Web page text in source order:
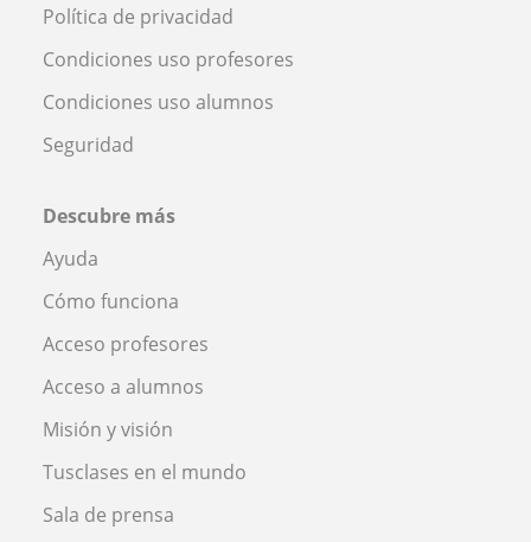
Política de privacidad
Condiciones uso profesores
Condiciones uso alumnos
Seguridad
Descubre más
Ayuda
Cómo funciona
Acceso profesores
Acceso a alumnos
Misión y visión
Tusclases en el mundo
Sala de prensa